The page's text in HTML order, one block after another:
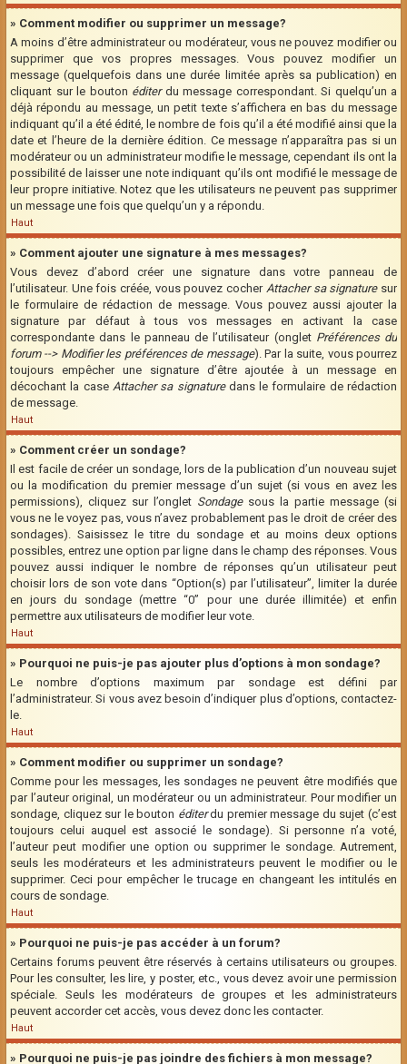
» Comment modifier ou supprimer un message?
A moins d’être administrateur ou modérateur, vous ne pouvez modifier ou
supprimer que vos propres messages. Vous pouvez modifier un
message (quelquefois dans une durée limitée après sa publication) en
cliquant sur le bouton éditerdu message correspondant. Si quelqu’un a
déjà répondu au message, un petit texte s’affichera en bas du message
indiquant qu’il a été édité, le nombre de fois qu’il a été modifié ainsi que la
date et l’heure de la dernière édition. Ce message n’apparaîtra pas si un
modérateur ou un administrateur modifie le message, cependant ils ont la
possibilité de laisser une note indiquant qu’ils ont modifié le message de
leur propre initiative. Notez que les utilisateurs ne peuvent pas supprimer
un message une fois que quelqu’un y a répondu.
Haut
» Comment ajouter une signature à mes messages?
Vous devez d’abord créer une signature dans votre panneau de
l’utilisateur. Une fois créée, vous pouvez cocher Attacher sa signaturesur
le formulaire de rédaction de message. Vous pouvez aussi ajouter la
signature par défaut à tous vos messages en activant la case
correspondante dans le panneau de l’utilisateur (onglet Préférences du
forum --> Modifier les préférences de message). Par la suite, vous pourrez
toujours empêcher une signature d’être ajoutée à un message en
décochant la case Attacher sa signaturedans le formulaire de rédaction
de message.
Haut
» Comment créer un sondage?
Il est facile de créer un sondage, lors de la publication d’un nouveau sujet
ou la modification du premier message d’un sujet (si vous en avez les
permissions), cliquez sur l’onglet Sondagesous la partie message (si
vous ne le voyez pas, vous n’avez probablement pas le droit de créer des
sondages). Saisissez le titre du sondage et au moins deux options
possibles, entrez une option par ligne dans le champ des réponses. Vous
pouvez aussi indiquer le nombre de réponses qu’un utilisateur peut
choisir lors de son vote dans “Option(s) par l’utilisateur”, limiter la durée
en jours du sondage (mettre “0” pour une durée illimitée) et enfin
permettre aux utilisateurs de modifier leur vote.
Haut
» Pourquoi ne puis-je pas ajouter plus d’options à mon sondage?
Le nombre d’options maximum par sondage est défini par
l’administrateur. Si vous avez besoin d’indiquer plus d’options, contactez-
le.
Haut
» Comment modifier ou supprimer un sondage?
Comme pour les messages, les sondages ne peuvent être modifiés que
par l’auteur original, un modérateur ou un administrateur. Pour modifier un
sondage, cliquez sur le bouton éditerdu premier message du sujet (c’est
toujours celui auquel est associé le sondage). Si personne n’a voté,
l’auteur peut modifier une option ou supprimer le sondage. Autrement,
seuls les modérateurs et les administrateurs peuvent le modifier ou le
supprimer. Ceci pour empêcher le trucage en changeant les intitulés en
cours de sondage.
Haut
» Pourquoi ne puis-je pas accéder à un forum?
Certains forums peuvent être réservés à certains utilisateurs ou groupes.
Pour les consulter, les lire, y poster, etc., vous devez avoir une permission
spéciale. Seuls les modérateurs de groupes et les administrateurs
peuvent accorder cet accès, vous devez donc les contacter.
Haut
» Pourquoi ne puis-je pas joindre des fichiers à mon message?